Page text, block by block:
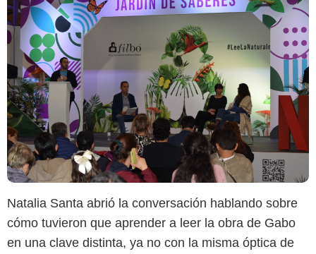
Natalia Santa abrió la conversación hablando sobre
cómo tuvieron que aprender a leer la obra de Gabo
en una clave distinta, ya no con la misma óptica de